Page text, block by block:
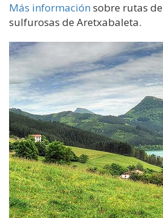
Más información sobre rutas
sulfurosas de Aretxabaleta.